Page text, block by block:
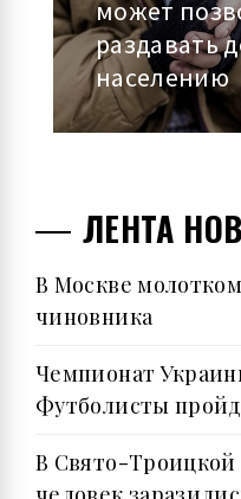
запись:
может
раздавать
населению
ЛЕНТА
В Москве
чиновника
Чемпионат
Футболисты
В Свято-Троицкой